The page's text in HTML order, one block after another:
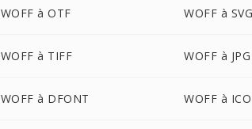
WOFF à OTF WOFF à
WOFF à TIFF WOFF à JPG
WOFF à DFONT WOFF à ICO